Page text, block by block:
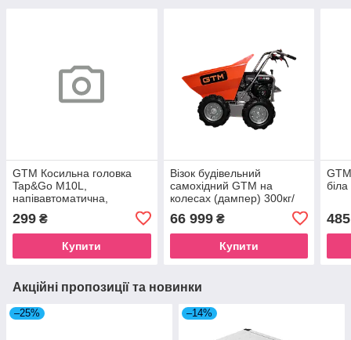
GTM Косильна головка
Tap&Go M10L,
напівавтоматична,
299 ₴
Купити
Візок будівельний
самохідний GTM на
колесах (дампер) 300кг/
66 999₴
Купити
Акційні пропозиції та новинки
–25% –14%